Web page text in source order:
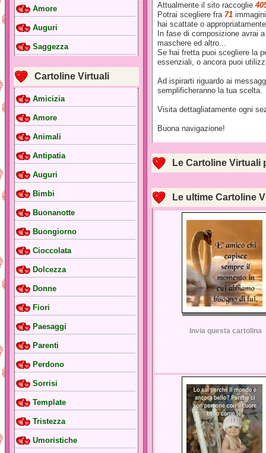
Amore
Auguri
Saggezza
Cartoline Virtuali
Amicizia
Amore
Animali
Antipatia
Auguri
Bimbi
Buonanotte
Buongiorno
Cioccolata
Dolcezza
Donne
Fiori
Paesaggi
Parenti
Perdono
Sorrisi
Template
Tristezza
Umoristiche
Attualmente il sito raccoglie
Potrai scegliere fra 71
hai scattate o
In fase di composizione avrai
maschere ed altro...
Se hai fretta puoi scegliere la
essenziali, o ancora puoi
Ad ispirarti riguardo ai
semplificheranno la tua scelta.
Visita dettagliatamente ogni
Buona navigazione!
Le Cartoline Virtuali
Le ultime Cartoline
Invia questa cartolina